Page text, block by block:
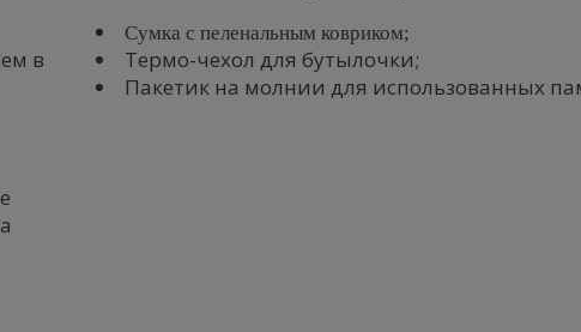
в
Сумка с пеленальным ковриком;
Термо-чехол для бутылочки;
Пакетик на молнии для использованных